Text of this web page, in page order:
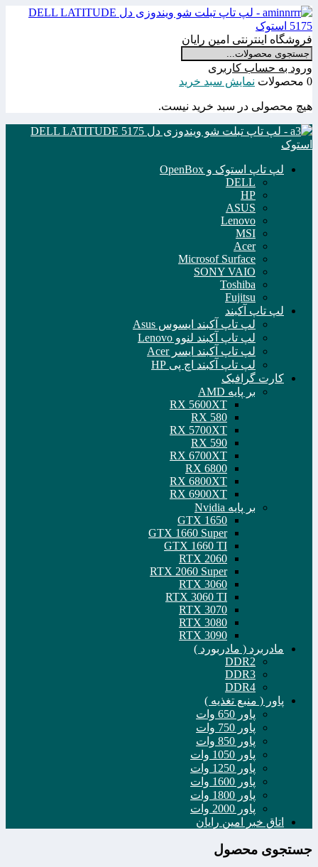
فروشگاه اینترنتی امین رایان
ورود به حساب کاربری
0 محصولات
نمایش سبد خرید
هیچ محصولی در سبد خرید نیست.
لپ تاپ استوک و OpenBox
DELL
HP
ASUS
Lenovo
MSI
Acer
Microsof Surface
SONY VAIO
Toshiba
Fujitsu
لپ تاپ آکبند
لپ تاپ آکبند ایسوس Asus
لپ تاپ آکبند لنوو Lenovo
لپ تاپ آکبند ایسر Acer
لپ تاپ آکبند اچ پی HP
کارت گرافیک
بر پایه AMD
RX 5600XT
RX 580
RX 5700XT
RX 590
RX 6700XT
RX 6800
RX 6800XT
RX 6900XT
بر پایه Nvidia
GTX 1650
GTX 1660 Super
GTX 1660 TI
RTX 2060
RTX 2060 Super
RTX 3060
RTX 3060 TI
RTX 3070
RTX 3080
RTX 3090
مادربرد ( مادربورد )
DDR2
DDR3
DDR4
پاور ( منبع تغذیه )
پاور 650 وات
پاور 750 وات
پاور 850 وات
پاور 1050 وات
پاور 1250 وات
پاور 1600 وات
پاور 1800 وات
پاور 2000 وات
اتاق خبر امین رایان
جستجوی محصول